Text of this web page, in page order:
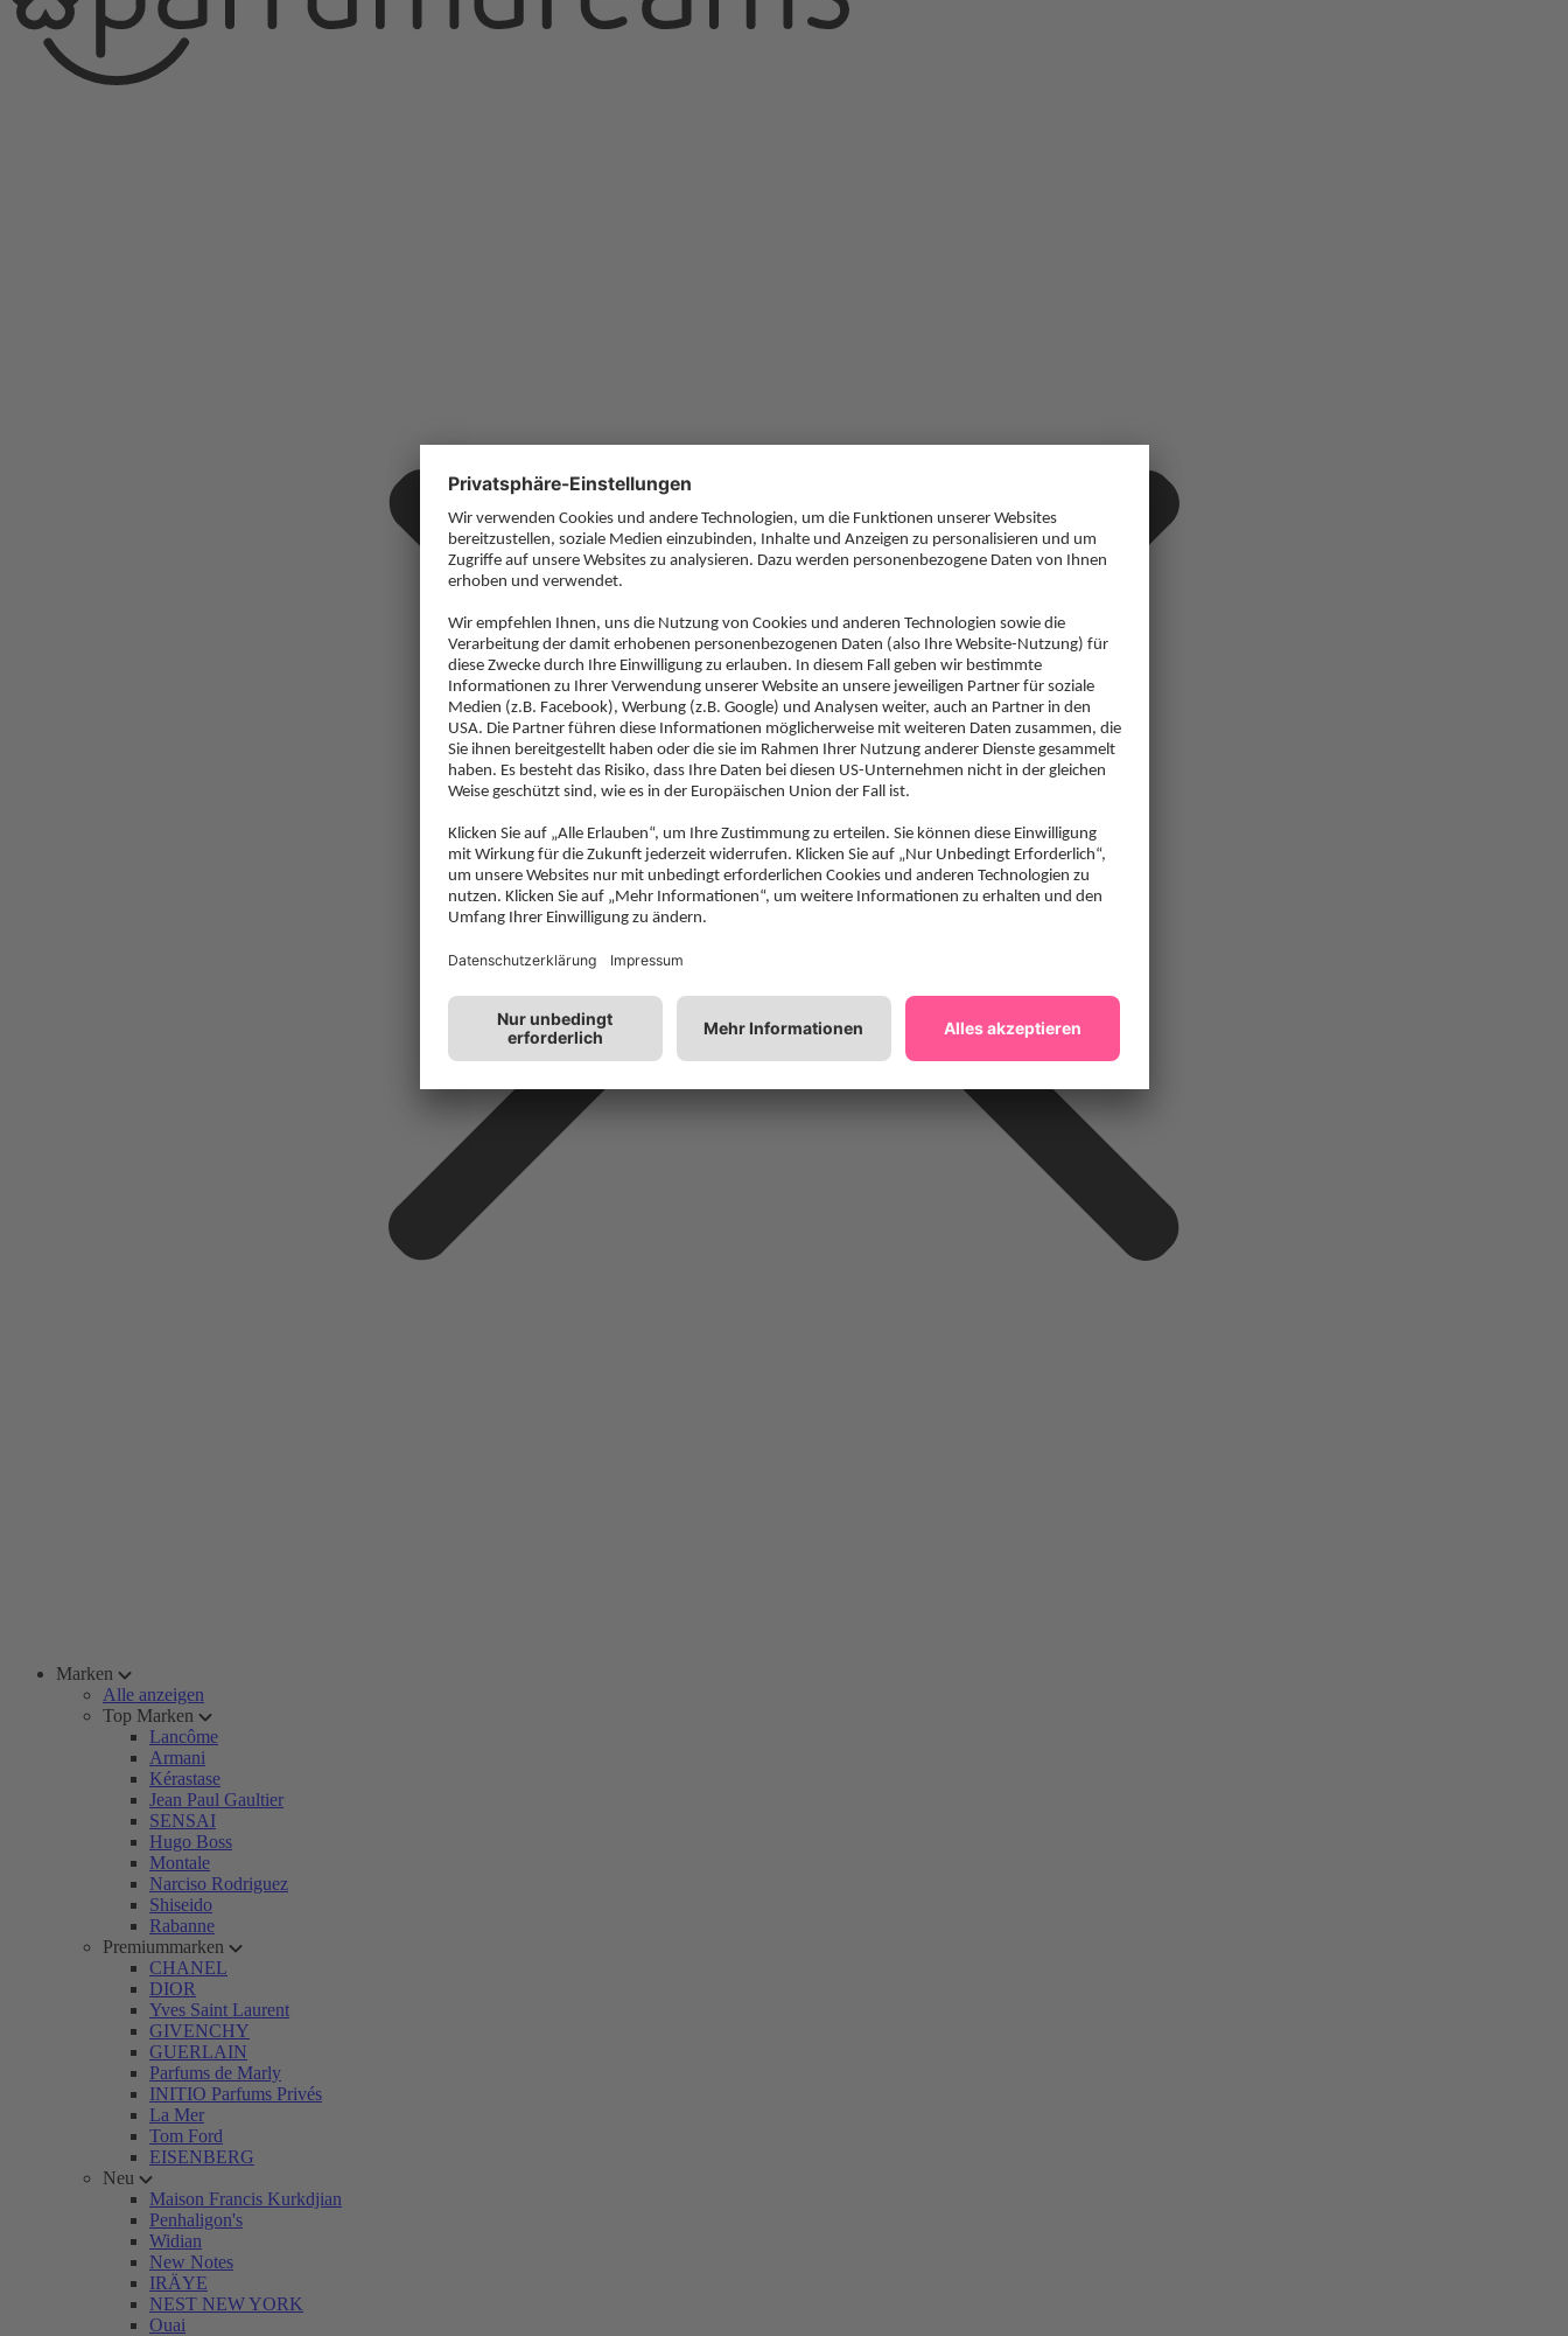
Marken
Alle anzeigen
Top Marken
Lancôme
Armani
Kérastase
Jean Paul Gaultier
SENSAI
Hugo Boss
Montale
Narciso Rodriguez
Shiseido
Rabanne
Premiummarken
CHANEL
DIOR
Yves Saint Laurent
GIVENCHY
GUERLAIN
Parfums de Marly
INITIO Parfums Privés
La Mer
Tom Ford
EISENBERG
Neu
Maison Francis Kurkdjian
Penhaligon's
Widian
New Notes
IRÄYE
NEST NEW YORK
Ouai